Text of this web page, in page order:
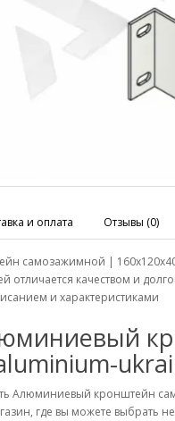
и оплата Отзывы (0)
самозажимной | 160х120х40
отличается качеством и
и характеристиками
Алюминиевый кронштейн
где вы можете выбрать